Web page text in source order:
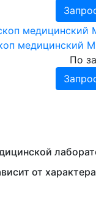
медицинский
По
от